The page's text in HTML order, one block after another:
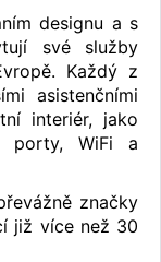
designu a s
své služby
Každý z
asistenčními
interiér, jako
porty, WiFi a
značky
již více než 30